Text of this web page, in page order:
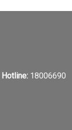
Hotline:18006690